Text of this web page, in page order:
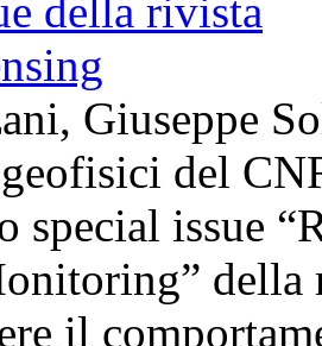
Giuseppe
del
special issue
il